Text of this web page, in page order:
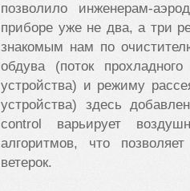
позволило инженерам-
приборе уже не два, а три
знакомым нам по
обдува (поток
устройства) и режиму
устройства) здесь
control варьирует
алгоритмов, что
ветерок.